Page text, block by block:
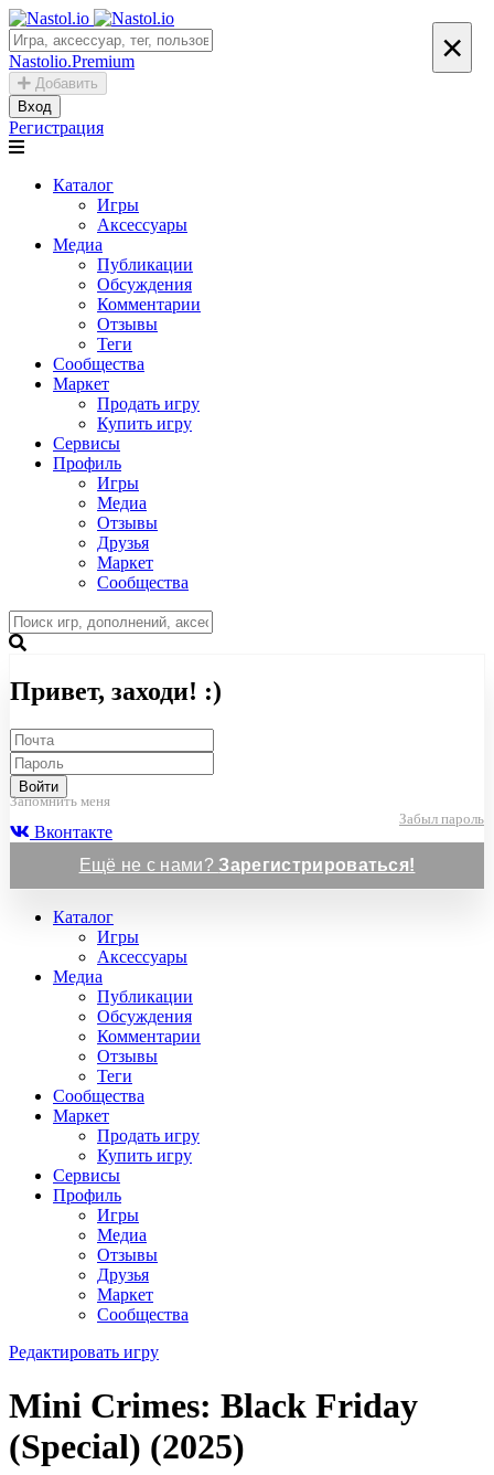
Nastolio.Premium
Добавить
Вход
Регистрация
Каталог
Игры
Аксессуары
Медиа
Публикации
Обсуждения
Комментарии
Отзывы
Теги
Сообщества
Маркет
Продать игру
Купить игру
Сервисы
Профиль
Игры
Медиа
Отзывы
Друзья
Маркет
Сообщества
×
Привет, заходи! :)
Войти
Запомнить меня
Забыл пароль
Вконтакте
Ещё не с нами?Зарегистрироваться!
Каталог
Игры
Аксессуары
Медиа
Публикации
Обсуждения
Комментарии
Отзывы
Теги
Сообщества
Маркет
Продать игру
Купить игру
Сервисы
Профиль
Игры
Медиа
Отзывы
Друзья
Маркет
Сообщества
Редактировать игру
Mini Crimes: Black Friday
(Special) (2025)